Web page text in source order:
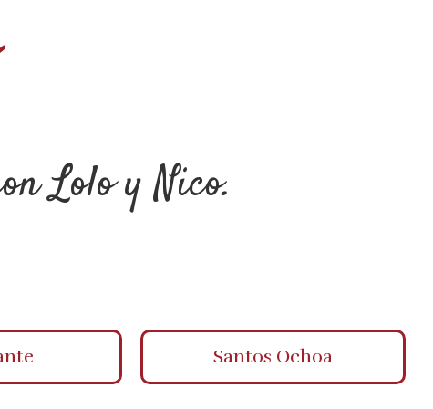
Lolo y Nico.
Santos Ochoa